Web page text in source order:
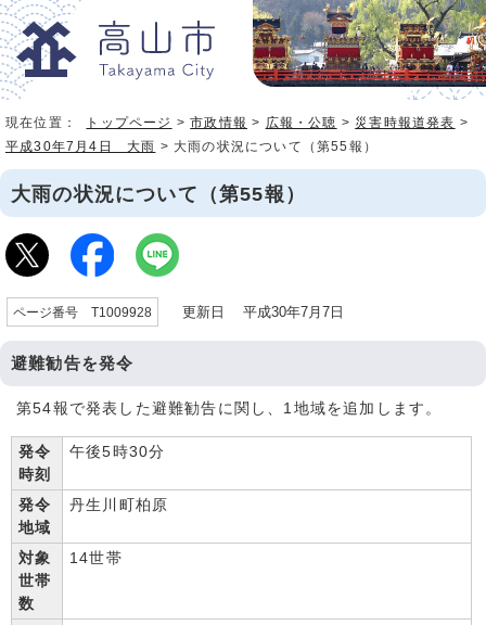
現在位置： トップページ >市政情報 > 広報・公聴 > 災害時報道発表 >
平成30年7月4日 大雨 > 大雨の状況について（第55報）
大雨の状況について（第55報）
ページ番号 T1009928 更新日 平成30年7月7日
避難勧告を発令
第54報で発表した避難勧告に関し、1地域を追加します。
発令
時刻
午後5時30分
発令
地域
丹生川町柏原
対象
世帯
数
14世帯